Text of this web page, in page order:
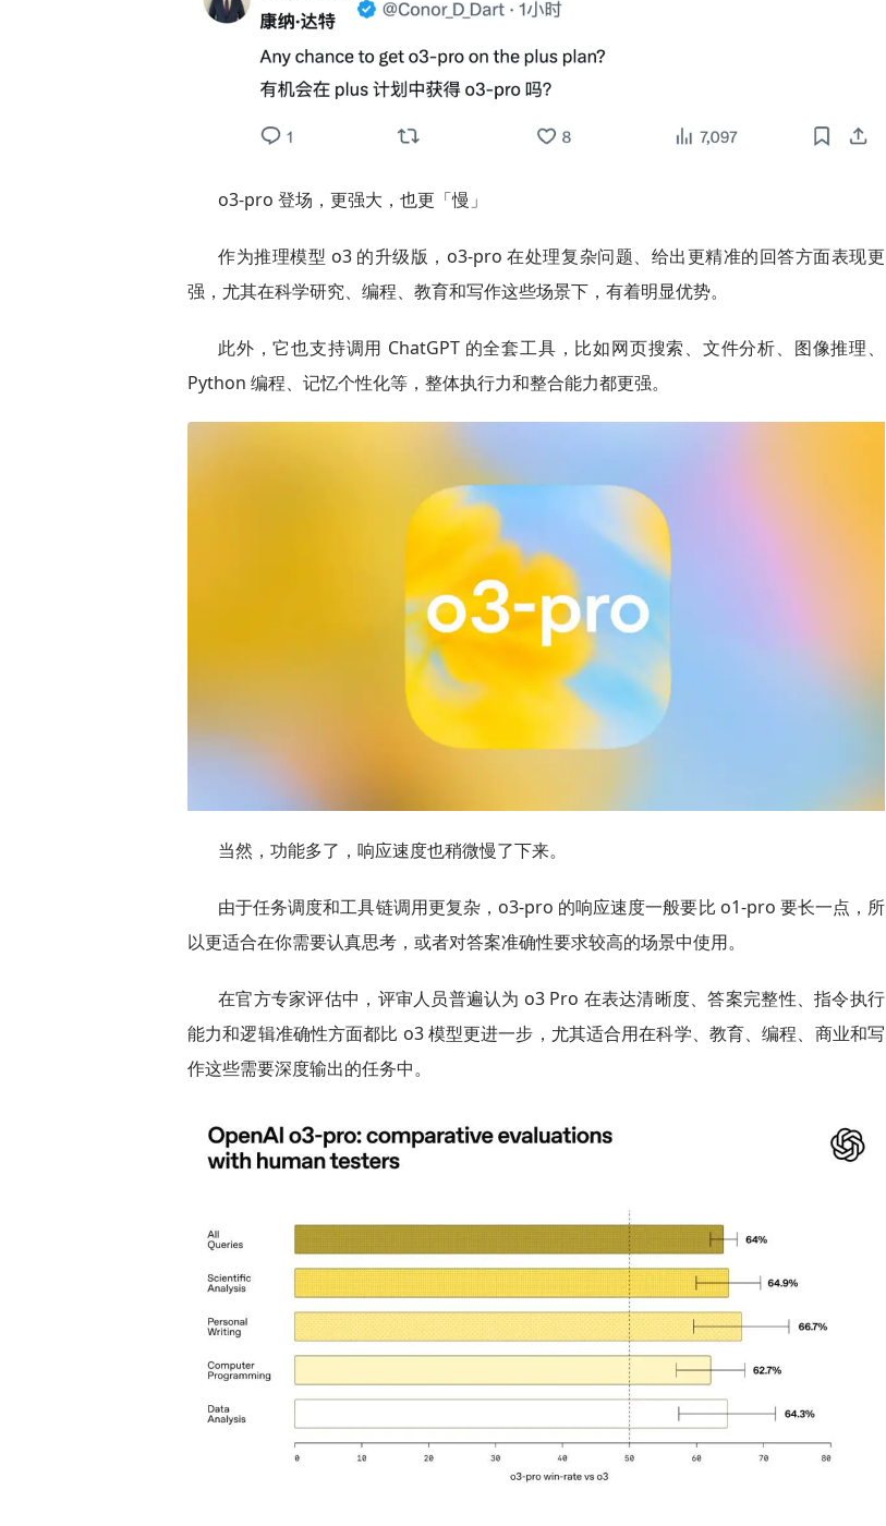
o3-pro 登场，更强大，也更「慢」
作为推理模型 o3 的升级版，o3-pro 在处理复杂问题、给出更精准的回答方面表现更
强，尤其在科学研究、编程、教育和写作这些场景下，有着明显优势。
此外，它也支持调用 ChatGPT 的全套工具，比如网页搜索、文件分析、图像推理、
Python 编程、记忆个性化等，整体执行力和整合能力都更强。
当然，功能多了，响应速度也稍微慢了下来。
由于任务调度和工具链调用更复杂，o3-pro 的响应速度一般要比 o1-pro 要长一点，所
以更适合在你需要认真思考，或者对答案准确性要求较高的场景中使用。
在官方专家评估中，评审人员普遍认为 o3 Pro 在表达清晰度、答案完整性、指令执行
能力和逻辑准确性方面都比 o3 模型更进一步，尤其适合用在科学、教育、编程、商业和写
作这些需要深度输出的任务中。